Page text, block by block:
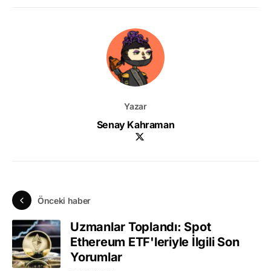
Yazar
Senay Kahraman
Önceki haber
Uzmanlar Toplandı: Spot
Ethereum ETF'leriyle İlgili Son
Yorumlar